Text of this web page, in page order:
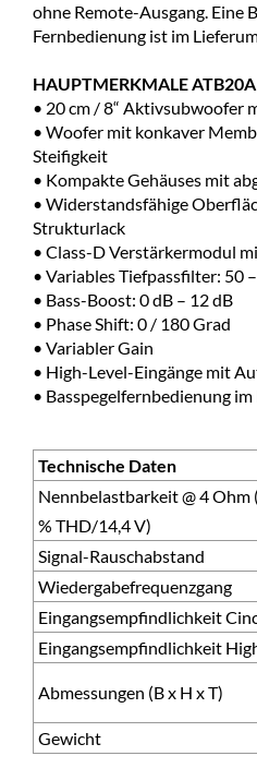
ohne Remote-Ausgang. Eine
Fernbedienung ist im
HAUPTMERKMALE ATB20A
• 20 cm / 8“ Aktivsubwoofer
• Woofer mit konkaver
Steifigkeit
• Kompakte Gehäuses mit
• Widerstandsfähige
Strukturlack
• Class-D Verstärkermodul
• Variables Tiefpassfilter: 50
• Bass-Boost: 0 dB – 12 dB
• Phase Shift: 0 / 180 Grad
• Variabler Gain
• High-Level-Eingänge mit
• Basspegelfernbedienung
Technische Daten
Nennbelastbarkeit @ 4 Ohm
% THD/14,4 V)
Signal-Rauschabstand
Wiedergabefrequenzgang
Eingangsempfindlichkeit
Eingangsempfindlichkeit
Abmessungen (B x H x T)
Gewicht